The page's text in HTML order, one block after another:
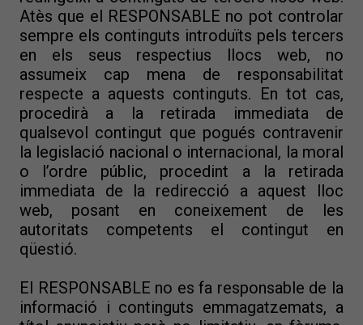
Atès que el RESPONSABLE no pot controlar
sempre els continguts introduïts pels tercers
en els seus respectius llocs web, no
assumeix cap mena de responsabilitat
respecte a aquests continguts. En tot cas,
procedirà a la retirada immediata de
qualsevol contingut que pogués contravenir
la legislació nacional o internacional, la moral
o l’ordre públic, procedint a la retirada
immediata de la redirecció a aquest lloc
web, posant en coneixement de les
autoritats competents el contingut en
qüestió.
El RESPONSABLE no es fa responsable de la
informació i continguts emmagatzemats, a